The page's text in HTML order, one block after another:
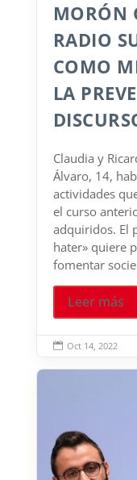
MORÓN
RADIO
COMO
LA
Claudia y
Álvaro, 14,
actividades
el curso
adquiridos. El
hater» quiere
fomentar
Leer más
 Oct 14, 2022